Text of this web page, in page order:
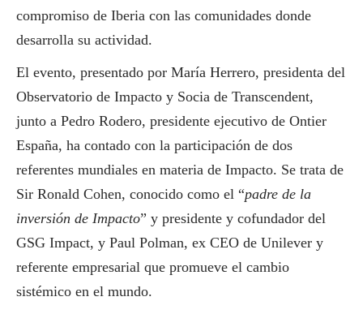
compromiso de Iberia con las comunidades donde
desarrolla su actividad.
El evento, presentado por María Herrero, presidenta del
Observatorio de Impacto y Socia de Transcendent,
junto a Pedro Rodero, presidente ejecutivo de Ontier
España, ha contado con la participación de dos
referentes mundiales en materia de Impacto. Se trata de
Sir Ronald Cohen, conocido como el “padre de la
inversión de Impacto” y presidente y cofundador del
GSG Impact, y Paul Polman, ex CEO de Unilever y
referente empresarial que promueve el cambio
sistémico en el mundo.